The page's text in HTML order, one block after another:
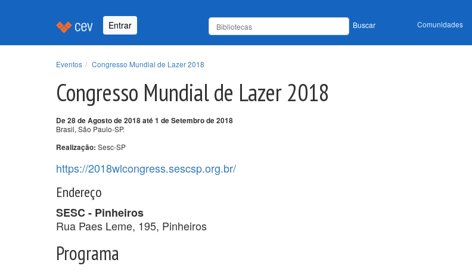
Entrar Buscar Comunidades
Eventos Congresso Mundial de Lazer 2018
Congresso Mundial de Lazer 2018
De 28 de Agosto de 2018 até 1 de Setembro de 2018
Brasil, São Paulo-SP.
Realização: Sesc-SP
https://2018wlcongress.sescsp.org.br/
Endereço
SESC - Pinheiros
Rua Paes Leme, 195, Pinheiros
Programa